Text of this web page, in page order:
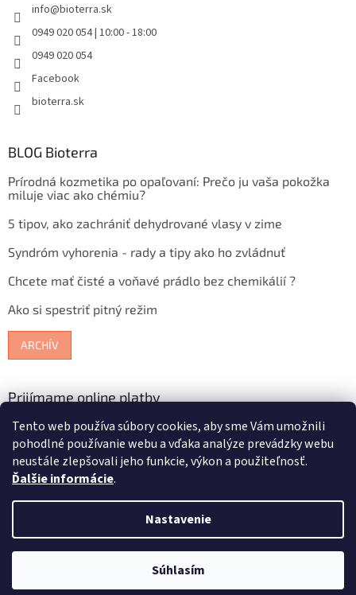
Tento web používa súbory cookies, aby sme Vám umožnili
pohodlné používanie webu a vďaka analýze prevádzky webu
neustále zlepšovali jeho funkcie, výkon a použiteľnosť.
Ďalšie informácie.
Nastavenie
Súhlasím
info@bioterra.sk
0949 020 054 | 10:00 - 18:00
0949 020 054
Facebook
bioterra.sk
BLOG Bioterra
Prírodná kozmetika po opaľovaní: Prečo ju vaša pokožka
miluje viac ako chémiu?
5 tipov, ako zachrániť dehydrované vlasy v zime
Syndróm vyhorenia - rady a tipy ako ho zvládnuť
Chcete mať čisté a voňavé prádlo bez chemikálií ?
Ako si spestriť pitný režim
ARCHÍV
Prijímame online platby
Copyright 2026Bioterra.sk. Všetky práva vyhradené.Upraviť
nastavenie cookies